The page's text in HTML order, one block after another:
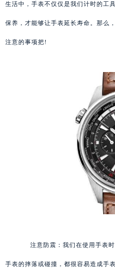
生活中，手表不仅仅是我们计时的工
保养，才能够让手表延长寿命。那么
注意的事项把!
注意防震：我们在使用手表时
手表的摔落或碰撞，都很容易造成手